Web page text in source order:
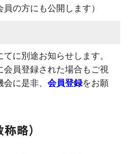
の方にも公開します）
に別途お知らせします。
会員登録された場合もご視
に是非、 会員登録をお願
略）